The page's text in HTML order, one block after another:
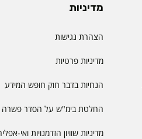
מדיניות
הצהרת נגישות
מדיניות פרטיות
הנחיות בדבר חוק חופש המידע
החלטת בימ"ש על הסדר פשרה
מדיניות שוויון הזדמנויות ואי-